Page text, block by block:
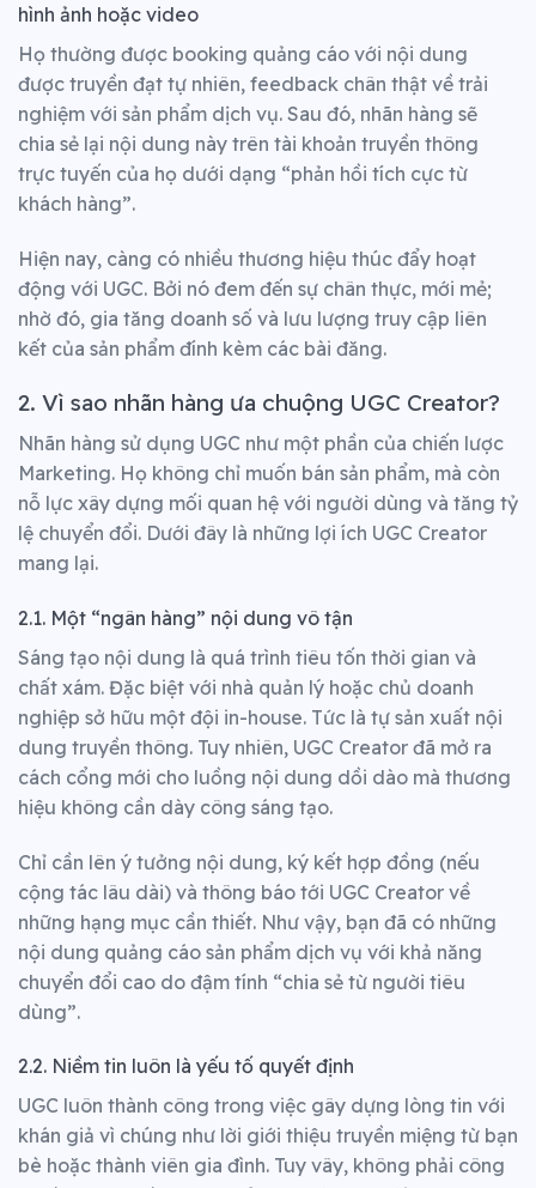
hình ảnh hoặc video
Họ thường được booking quảng cáo với nội dung
được truyền đạt tự nhiên, feedback chân thật về trải
nghiệm với sản phẩm dịch vụ. Sau đó, nhãn hàng sẽ
chia sẻ lại nội dung này trên tài khoản truyền thông
trực tuyến của họ dưới dạng “phản hồi tích cực từ
khách hàng”.
Hiện nay, càng có nhiều thương hiệu thúc đẩy hoạt
động với UGC. Bởi nó đem đến sự chân thực, mới mẻ;
nhờ đó, gia tăng doanh số và lưu lượng truy cập liên
kết của sản phẩm đính kèm các bài đăng.
2. Vì sao nhãn hàng ưa chuộng UGC Creator?
Nhãn hàng sử dụng UGC như một phần của chiến lược
Marketing. Họ không chỉ muốn bán sản phẩm, mà còn
nỗ lực xây dựng mối quan hệ với người dùng và tăng tỷ
lệ chuyển đổi. Dưới đây là những lợi ích UGC Creator
mang lại.
2.1. Một “ngân hàng” nội dung vô tận
Sáng tạo nội dung là quá trình tiêu tốn thời gian và
chất xám. Đặc biệt với nhà quản lý hoặc chủ doanh
nghiệp sở hữu một đội in-house. Tức là tự sản xuất nội
dung truyền thông. Tuy nhiên, UGC Creator đã mở ra
cách cổng mới cho luồng nội dung dồi dào mà thương
hiệu không cần dày công sáng tạo.
Chỉ cần lên ý tưởng nội dung, ký kết hợp đồng (nếu
cộng tác lâu dài) và thông báo tới UGC Creator về
những hạng mục cần thiết. Như vậy, bạn đã có những
nội dung quảng cáo sản phẩm dịch vụ với khả năng
chuyển đổi cao do đậm tính “chia sẻ từ người tiêu
dùng”.
2.2. Niềm tin luôn là yếu tố quyết định
UGC luôn thành công trong việc gây dựng lòng tin với
khán giả vì chúng như lời giới thiệu truyền miệng từ bạn
bè hoặc thành viên gia đình. Tuy vây, không phải công